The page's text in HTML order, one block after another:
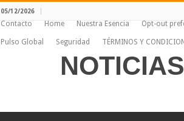
05/12/2026
Contacto Home Nuestra Esencia Opt-out
Pulso Global Seguridad TÉRMINOS Y